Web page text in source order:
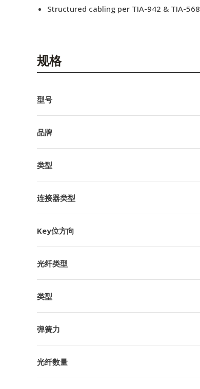
Structured cabling per TIA-942 & TIA-568
规格
型号
品牌
类型
连接器类型
Key位方向
光纤类型
类型
弹簧力
光纤数量